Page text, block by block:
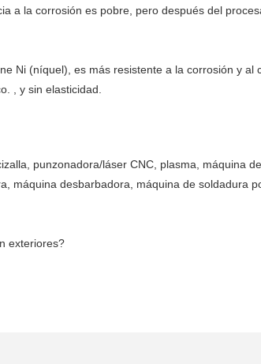
a la corrosión es pobre, pero después del
Ni (níquel), es más resistente a la corrosión y
, y sin elasticidad.
punzonadora/láser CNC, plasma, máquina
máquina desbarbadora, máquina de soldadura
exteriores?